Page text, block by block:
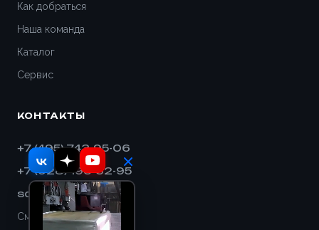
Как добраться
Наша команда
Каталог
Сервис
КОНТАКТЫ
+7 (495) 743-95-06
+7 (928) 193-32-95
sales@shnek.ru
Смотреть на карте